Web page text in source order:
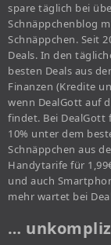
spare täglich bei
Schnäppchenblog
Schnäppchen. Seit
Deals. In den
besten Deals aus
Finanzen (Kredite
wenn DealGott auf
findet. Bei DealGott
10% unter dem
Schnäppchen aus
Handytarife für
und auch
mehr wartet bei
…